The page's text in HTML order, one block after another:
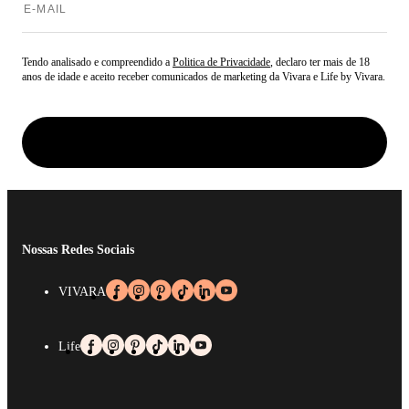
Tendo analisado e compreendido a Politica de Privacidade, declaro ter mais de 18
anos de idade e aceito receber comunicados de marketing da Vivara e Life by Vivara.
Nossas Redes Sociais
VIVARA
Life